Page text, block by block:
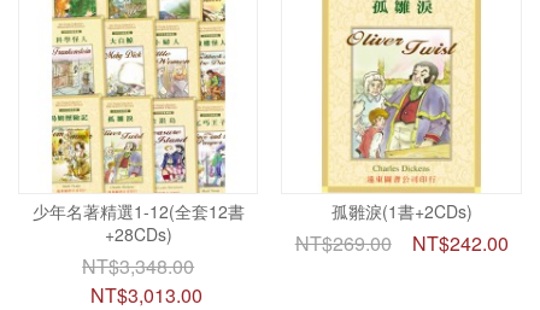
少年名著精選1-12(全套12書
+28CDs)
NT$3,348.00
NT$3,013.00
孤雛淚(1書+2CDs)
NT$269.00 NT$242.00